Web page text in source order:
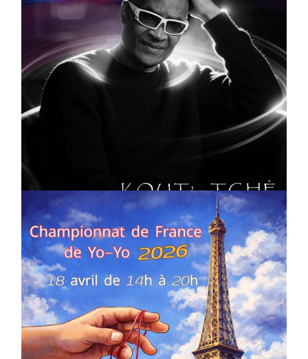
CULTURE
Artiste W2R : Jean Luc ALGER
On